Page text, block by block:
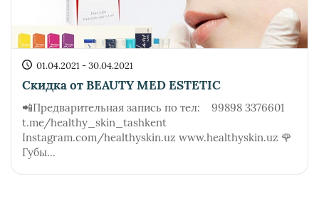
01.04.2021 - 30.04.2021
Скидка от BEAUTY MED ESTETIC
📲Предварительная запись по тел: 99898 3376601
t.me/healthy_skin_tashkent
Instagram.com/healthyskin.uz www.healthyskin.uz 🌹
Губы...